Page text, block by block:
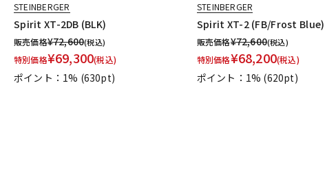
STEINBERGER
Spirit XT-2DB (BLK)
販売価格¥72,600(税込)
特別価格¥69,300(税込)
ポイント：1% (630pt)
STEINBERGER
Spirit XT-2 (FB/Frost Blue)
販売価格¥72,600(税込)
特別価格¥68,200(税込)
ポイント：1% (620pt)